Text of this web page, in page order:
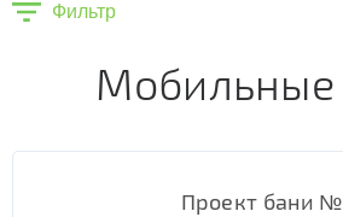
Фильтр
Мобильные
Проект бани